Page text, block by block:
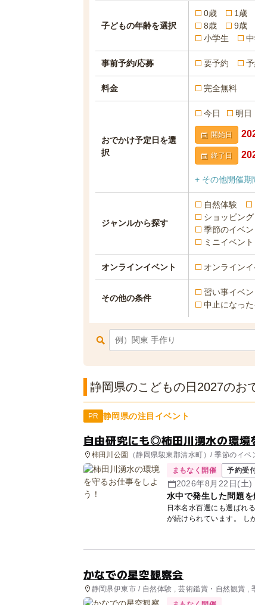
子どもの年齢を選択
0歳 1歳
8歳
9歳
小学生
事前予約/応募 要予約
料金 完全無料
おでかけ予定日を選
択
今日 明日
開始日
終了日
+ その他開催期
ジャンルから探す
自然体験
ショッピン
季節のイベン
ミニイベント
オンラインイベント オンライン
その他の条件
習い事イベ
中止になっ
静岡県のこどもの日2027のお
PR 静岡県の注目イベント
自由研究にも◎柿田川湧水の環境
柿田川公園 （静岡県駿東郡清水町）/ 季節のイ
まもなく開催 予約受
2026年8月22日(土)
水中で発生した問題
日本名水百選にも選ばれ
が続けられています。 しかし、美しい湧き水や豊かな自然などの環境は守られています
かなでの星空観察会
静岡県伊東市 / 自然体験 , 芸術鑑賞・自然観賞 ,